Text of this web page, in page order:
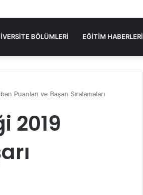
Yer Aldığı Sektörler
BÖLÜMLERI EĞITIM HABERLERI
Puanları ve Başarı Sıralamaları
2019